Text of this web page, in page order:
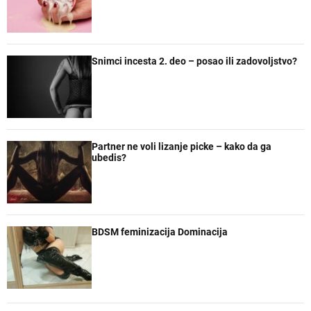
Snimci incesta 2. deo – posao ili zadovoljstvo?
Partner ne voli lizanje picke – kako da ga
ubedis?
BDSM feminizacija Dominacija